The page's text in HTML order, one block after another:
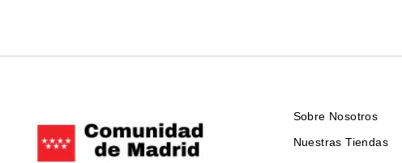
Sobre Nosotros
Nuestras Tiendas